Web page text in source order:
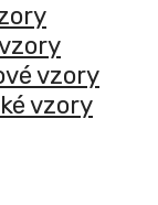
vzory
vzory